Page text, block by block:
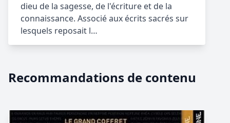
dieu de la sagesse, de l'écriture et de la
connaissance. Associé aux écrits sacrés sur
lesquels reposait l…
Recommandations de contenu